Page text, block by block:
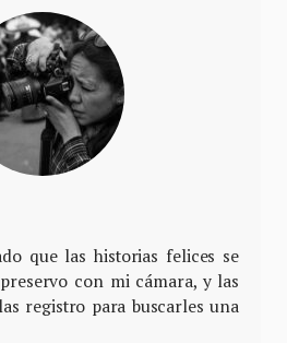
que las historias felices se
con mi cámara, y las
registro para buscarles una